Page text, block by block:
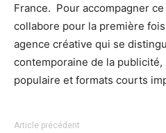
France. Pour accompagner
collabore pour la première
agence créative qui se
contemporaine de la
populaire et formats courts
Article précédent